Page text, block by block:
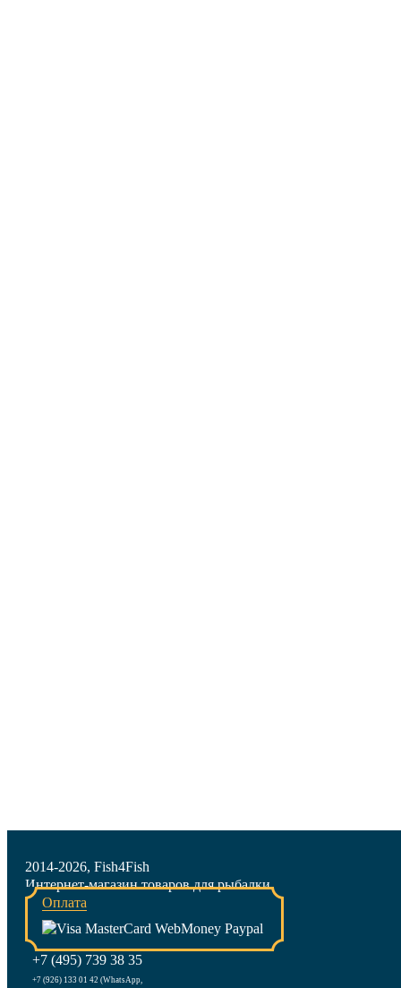
2014-2026, Fish4Fish
Интернет-магазин товаров для рыбалки
Оплата
+7 (495) 739 38 35
+7 (926) 133 01 42 (WhatsApp,